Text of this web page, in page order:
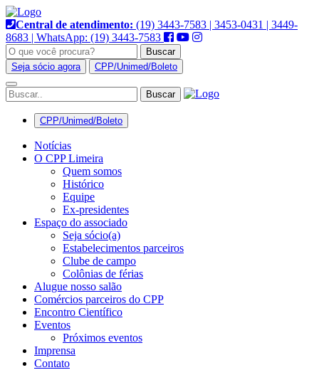
Pular
para
o
conteúdo
Central de atendimento: (19) 3443-7583 | 3453-0431 | 3449-
8683 | WhatsApp: (19) 3443-7583
Buscar
Seja sócio agora
CPP/Unimed/Boleto
Alternar
navegação
CPP/Unimed/Boleto
Notícias
O CPP Limeira
Quem somos
Histórico
Equipe
Ex-presidentes
Espaço do associado
Seja sócio(a)
Estabelecimentos parceiros
Clube de campo
Colônias de férias
Alugue nosso salão
Comércios parceiros do CPP
Encontro Científico
Eventos
Próximos eventos
Imprensa
Contato